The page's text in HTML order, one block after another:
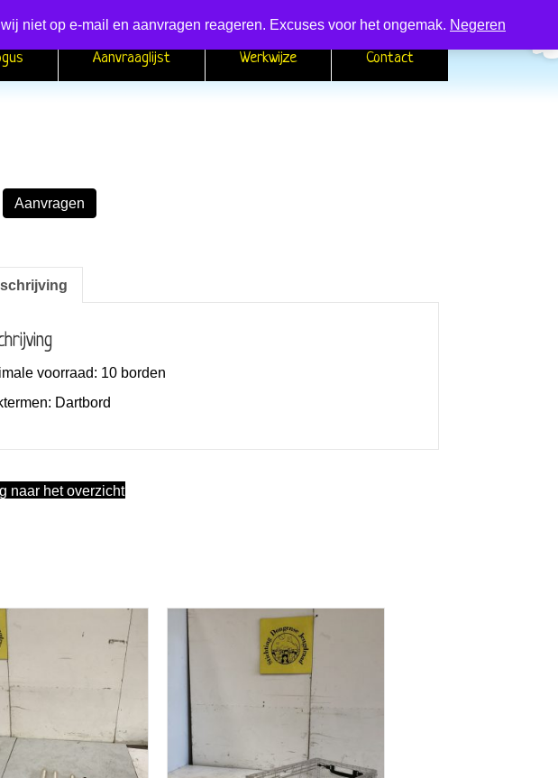
niet op e-mail en aanvragen reageren. Excuses voor het ongemak. Negeren
Aanvraaglijst Werkwijze Contact
Aanvragen
voorraad: 10 borden
Dartbord
naar het overzicht